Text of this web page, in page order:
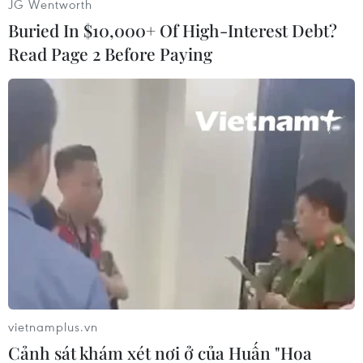
#Áo đỏ
#Bạo động
JG Wentworth
Buried In $10,000+ Of High-Interest Debt?
Read Page 2 Before Paying
vietnamplus.vn
Cảnh sát khám xét nơi ở của Huấn "Hoa